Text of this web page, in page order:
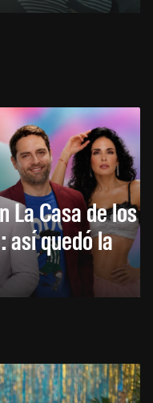
La Casa de los
así quedó la